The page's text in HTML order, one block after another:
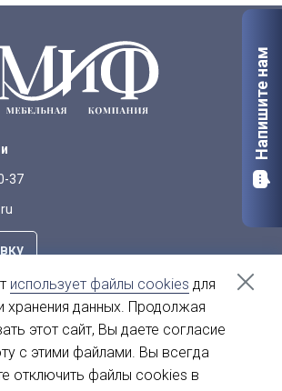
37
139а
Напишите нам
использует файлы cookies для
хранения данных. Продолжая
этот сайт, Вы даете согласие
с этими файлами. Вы всегда
отключить файлы cookies в